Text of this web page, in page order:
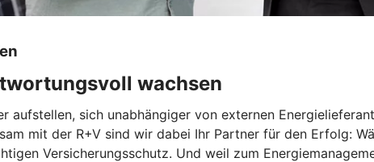
wachsen
aufstellen, sich unabhängiger von externen
mit der R+V sind wir dabei Ihr Partner für den Erfolg:
Versicherungsschutz. Und weil zum